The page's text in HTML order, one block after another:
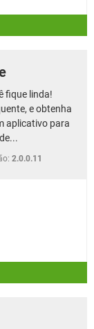
fique linda!
e obtenha
aplicativo para
2.0.0.11